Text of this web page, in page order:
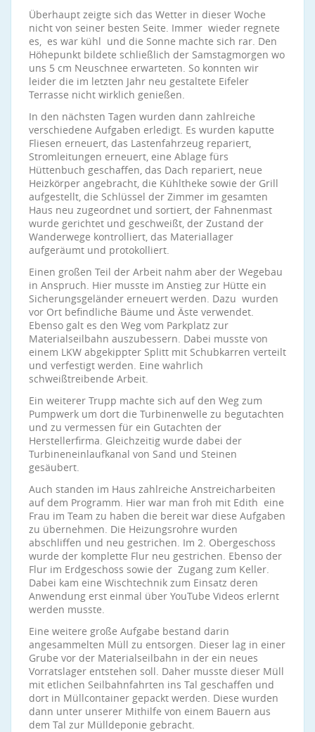
Überhaupt zeigte sich das Wetter in dieser Woche
nicht von seiner besten Seite. Immer wieder regnete
es, es war kühl und die Sonne machte sich rar. Den
Höhepunkt bildete schließlich der Samstagmorgen wo
uns 5 cm Neuschnee erwarteten. So konnten wir
leider die im letzten Jahr neu gestaltete Eifeler
Terrasse nicht wirklich genießen.
In den nächsten Tagen wurden dann zahlreiche
verschiedene Aufgaben erledigt. Es wurden kaputte
Fliesen erneuert, das Lastenfahrzeug repariert,
Stromleitungen erneuert, eine Ablage fürs
Hüttenbuch geschaffen, das Dach repariert, neue
Heizkörper angebracht, die Kühltheke sowie der Grill
aufgestellt, die Schlüssel der Zimmer im gesamten
Haus neu zugeordnet und sortiert, der Fahnenmast
wurde gerichtet und geschweißt, der Zustand der
Wanderwege kontrolliert, das Materiallager
aufgeräumt und protokolliert.
Einen großen Teil der Arbeit nahm aber der Wegebau
in Anspruch. Hier musste im Anstieg zur Hütte ein
Sicherungsgeländer erneuert werden. Dazu wurden
vor Ort befindliche Bäume und Äste verwendet.
Ebenso galt es den Weg vom Parkplatz zur
Materialseilbahn auszubessern. Dabei musste von
einem LKW abgekippter Splitt mit Schubkarren verteilt
und verfestigt werden. Eine wahrlich
schweißtreibende Arbeit.
Ein weiterer Trupp machte sich auf den Weg zum
Pumpwerk um dort die Turbinenwelle zu begutachten
und zu vermessen für ein Gutachten der
Herstellerfirma. Gleichzeitig wurde dabei der
Turbineneinlaufkanal von Sand und Steinen
gesäubert.
Auch standen im Haus zahlreiche Anstreicharbeiten
auf dem Programm. Hier war man froh mit Edith eine
Frau im Team zu haben die bereit war diese Aufgaben
zu übernehmen. Die Heizungsrohre wurden
abschliffen und neu gestrichen. Im 2. Obergeschoss
wurde der komplette Flur neu gestrichen. Ebenso der
Flur im Erdgeschoss sowie der Zugang zum Keller.
Dabei kam eine Wischtechnik zum Einsatz deren
Anwendung erst einmal über YouTube Videos erlernt
werden musste.
Eine weitere große Aufgabe bestand darin
angesammelten Müll zu entsorgen. Dieser lag in einer
Grube vor der Materialseilbahn in der ein neues
Vorratslager entstehen soll. Daher musste dieser Müll
mit etlichen Seilbahnfahrten ins Tal geschaffen und
dort in Müllcontainer gepackt werden. Diese wurden
dann unter unserer Mithilfe von einem Bauern aus
dem Tal zur Mülldeponie gebracht.